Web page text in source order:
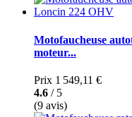
Motofaucheuse
moteur...
Prix 1 549,11 €
4.6 / 5
(9 avis)